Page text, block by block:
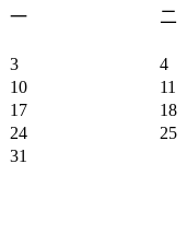
一 二
3 4
10 11
17 18
24 25
31